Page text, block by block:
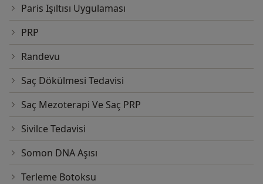
Paris Işıltısı Uygulaması
PRP
Randevu
Saç Dökülmesi Tedavisi
Saç Mezoterapi Ve Saç PRP
Sivilce Tedavisi
Somon DNA Aşısı
Terleme Botoksu